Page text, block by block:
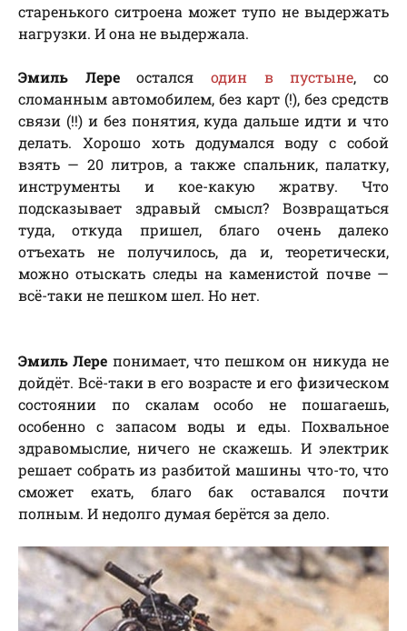
старенького ситроена может тупо не выдержать
нагрузки. И она не выдержала.
Эмиль Лереосталсяодин в пустыне, со
сломанным автомобилем, без карт (!), без средств
связи (!!) и без понятия, куда дальше идти и что
делать. Хорошо хоть додумался воду с собой
взять — 20 литров, а также спальник, палатку,
инструменты и кое-какую жратву. Что
подсказывает здравый смысл? Возвращаться
туда, откуда пришел, благо очень далеко
отъехать не получилось, да и, теоретически,
можно отыскать следы на каменистой почве —
всё-таки не пешком шел. Но нет.
Эмиль Лере понимает, что пешком он никуда не
дойдёт. Всё-таки в его возрасте и его физическом
состоянии по скалам особо не пошагаешь,
особенно с запасом воды и еды. Похвальное
здравомыслие, ничего не скажешь. И электрик
решает собрать из разбитой машины что-то, что
сможет ехать, благо бак оставался почти
полным. И недолго думая берётся за дело.